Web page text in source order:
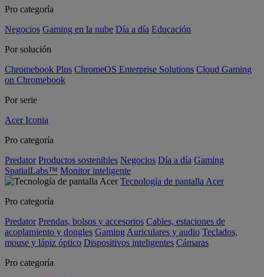
Pro categoría
Negocios Gaming en la nube Día a día Educación
Por solución
Chromebook Plus ChromeOS Enterprise Solutions Cloud Gaming
on Chromebook
Por serie
Acer Iconia
Pro categoría
Predator Productos sostenibles Negocios Día a día Gaming
SpatialLabs™ Monitor inteligente
Tecnología de pantalla Acer
Pro categoría
Predator Prendas, bolsos y accesorios Cables, estaciones de
acoplamiento y dongles Gaming Auriculares y audio Teclados,
mouse y lápiz óptico Dispositivos inteligentes Cámaras
Pro categoría